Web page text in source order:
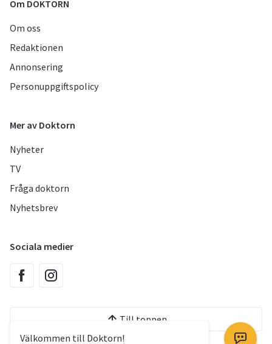
Välkommen till Doktorn!
Om DOKTORN
Om oss
Redaktionen
Annonsering
Personuppgiftspolicy
Mer av Doktorn
Nyheter
TV
Fråga doktorn
Nyhetsbrev
Sociala medier
Till toppen